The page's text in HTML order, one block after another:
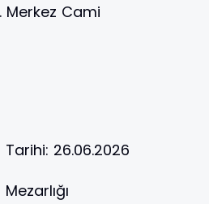
Merkez Cami
Tarihi: 26.06.2026